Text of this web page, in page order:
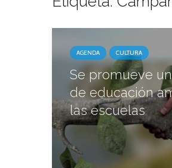
AGENDA CULTURA
Se promueve
de educación
las escuelas